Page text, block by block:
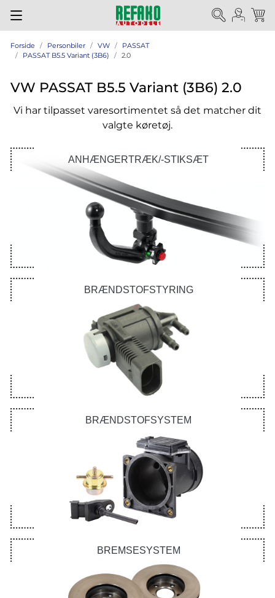
Forside Personbiler VW
PASSAT
PASSAT B5.5 Variant (3B6)
2.0
VW PASSAT B5.5 Variant (3B6) 2.0
Vi har tilpasset varesortimentet så det matcher dit
valgte køretøj.
ANHÆNGERTRÆK/-STIKSÆT
BRÆNDSTOFSTYRING
BRÆNDSTOFSYSTEM
BREMSESYSTEM